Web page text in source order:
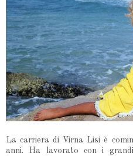
La carriera di Virna Lisi è
anni. Ha lavorato con i